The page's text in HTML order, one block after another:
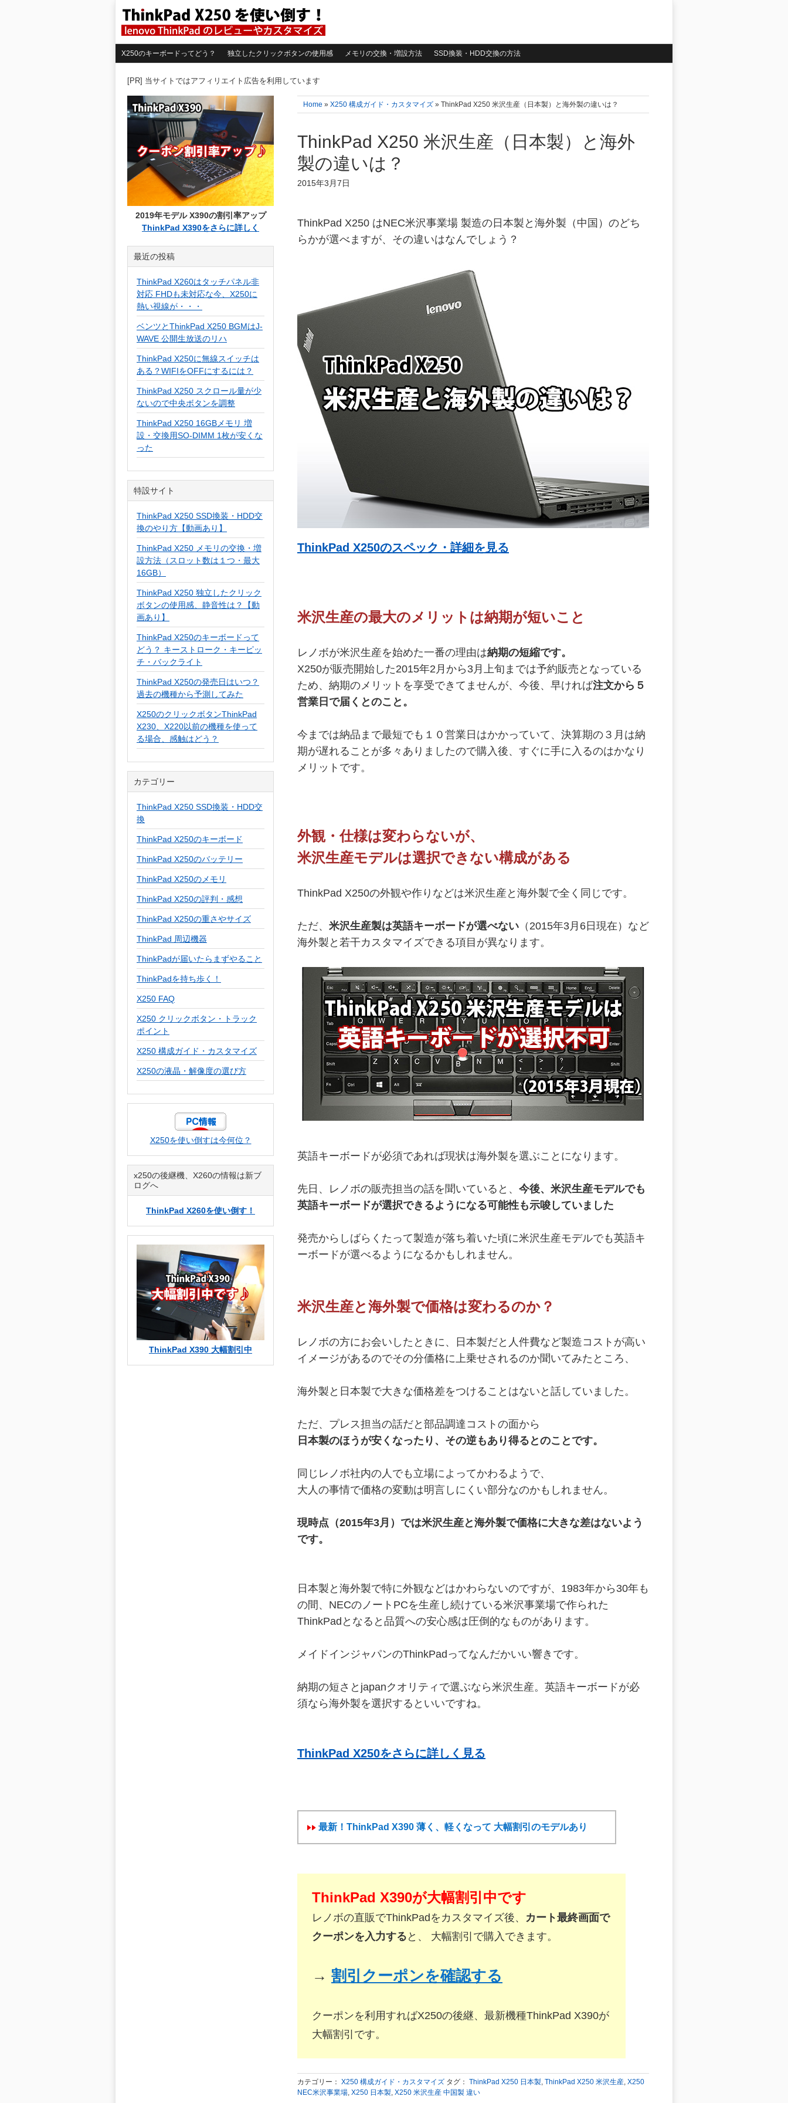
X250のキーボードってどう？ 独立したクリックボタンの使用感 メモリの交換・増設方法 SSD換装・HDD交換の方法
[PR] 当サイトではアフィリエイト広告を利用しています
Home » X250 構成ガイド・カスタマイズ » ThinkPad X250 米沢生産（日本製）と海外製の違いは？
ThinkPad X250 米沢生産（日本製）と海外
製の違いは？
2015年3月7日
ThinkPad X250 はNEC米沢事業場 製造の日本製と海外製（中国）のどち
らかが選べますが、その違いはなんでしょう？
ThinkPad X250のスペック・詳細を見る
米沢生産の最大のメリットは納期が短いこと
レノボが米沢生産を始めた一番の理由は納期の短縮です。
X250が販売開始した2015年2月から3月上旬までは予約販売となっている
ため、納期のメリットを享受できてませんが、今後、早ければ注文から５
営業日で届くとのこと。
今までは納品まで最短でも１０営業日はかかっていて、決算期の３月は納
期が遅れることが多々ありましたので購入後、すぐに手に入るのはかなり
メリットです。
外観・仕様は変わらないが、
米沢生産モデルは選択できない構成がある
ThinkPad X250の外観や作りなどは米沢生産と海外製で全く同じです。
ただ、 米沢生産製は英語キーボードが選べない （2015年3月6日現在）など
海外製と若干カスタマイズできる項目が異なります。
英語キーボードが必須であれば現状は海外製を選ぶことになります。
先日、レノボの販売担当の話を聞いていると、 今後、米沢生産モデルでも
英語キーボードが選択できるようになる可能性も示唆していました
発売からしばらくたって製造が落ち着いた頃に米沢生産モデルでも英語キ
ーボードが選べるようになるかもしれません。
米沢生産と海外製で価格は変わるのか？
レノボの方にお会いしたときに、日本製だと人件費など製造コストが高い
イメージがあるのでその分価格に上乗せされるのか聞いてみたところ、
海外製と日本製で大きな価格差をつけることはないと話していました。
ただ、プレス担当の話だと部品調達コストの面から
日本製のほうが安くなったり、その逆もあり得るとのことです。
同じレノボ社内の人でも立場によってかわるようで、
大人の事情で価格の変動は明言しにくい部分なのかもしれません。
現時点（2015年3月）では米沢生産と海外製で価格に大きな差はないよう
です。
日本製と海外製で特に外観などはかわらないのですが、1983年から30年も
の間、NECのノートPCを生産し続けている米沢事業場で作られた
ThinkPadとなると品質への安心感は圧倒的なものがあります。
メイドインジャパンのThinkPadってなんだかいい響きです。
納期の短さとjapanクオリティで選ぶなら米沢生産。英語キーボードが必
須なら海外製を選択するといいですね。
ThinkPad X250をさらに詳しく見る
最新！ThinkPad X390 薄く、軽くなって 大幅割引のモデルあり
ThinkPad X390が大幅割引中です
レノボの直販でThinkPadをカスタマイズ後、 カート最終画面で
クーポンを入力する と、 大幅割引で購入できます。
→ 割引クーポンを確認する
クーポンを利用すればX250の後継、最新機種ThinkPad X390が
大幅割引です。
カテゴリー： X250 構成ガイド・カスタマイズ タグ： ThinkPad X250 日本製, ThinkPad X250 米沢生産, X250
NEC米沢事業場, X250 日本製, X250 米沢生産 中国製 違い
2019年モデル X390の割引率アップ
ThinkPad X390をさらに詳しく
最近の投稿
ThinkPad X260はタッチパネル非
対応 FHDも未対応な今、X250に
熱い視線が・・・
ベンツとThinkPad X250 BGMはJ-
WAVE 公開生放送のリハ
ThinkPad X250に無線スイッチは
ある？WIFIをOFFにするには？
ThinkPad X250 スクロール量が少
ないので中央ボタンを調整
ThinkPad X250 16GBメモリ 増
設・交換用SO-DIMM 1枚が安くな
った
特設サイト
ThinkPad X250 SSD換装・HDD交
換のやり方【動画あり】
ThinkPad X250 メモリの交換・増
設方法（スロット数は１つ・最大
16GB）
ThinkPad X250 独立したクリック
ボタンの使用感、静音性は？【動
画あり】
ThinkPad X250のキーボードって
どう？ キーストローク・キーピッ
チ・バックライト
ThinkPad X250の発売日はいつ？
過去の機種から予測してみた
X250のクリックボタンThinkPad
X230、X220以前の機種を使って
る場合、感触はどう？
カテゴリー
ThinkPad X250 SSD換装・HDD交
換
ThinkPad X250のキーボード
ThinkPad X250のバッテリー
ThinkPad X250のメモリ
ThinkPad X250の評判・感想
ThinkPad X250の重さやサイズ
ThinkPad 周辺機器
ThinkPadが届いたらまずやること
ThinkPadを持ち歩く！
X250 FAQ
X250 クリックボタン・トラック
ポイント
X250 構成ガイド・カスタマイズ
X250の液晶・解像度の選び方
X250を使い倒すは今何位？
x250の後継機、X260の情報は新ブ
ログへ
ThinkPad X260を使い倒す！
ThinkPad X390 大幅割引中